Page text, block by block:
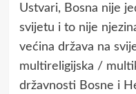
Ustvari, Bosna nije
svijetu i to nije
većina država na
multireligijska /
državnosti Bosne i